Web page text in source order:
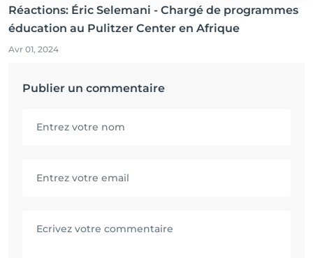
Réactions: Éric Selemani - Chargé de programmes
éducation au Pulitzer Center en Afrique
Avr 01, 2024
Publier un commentaire